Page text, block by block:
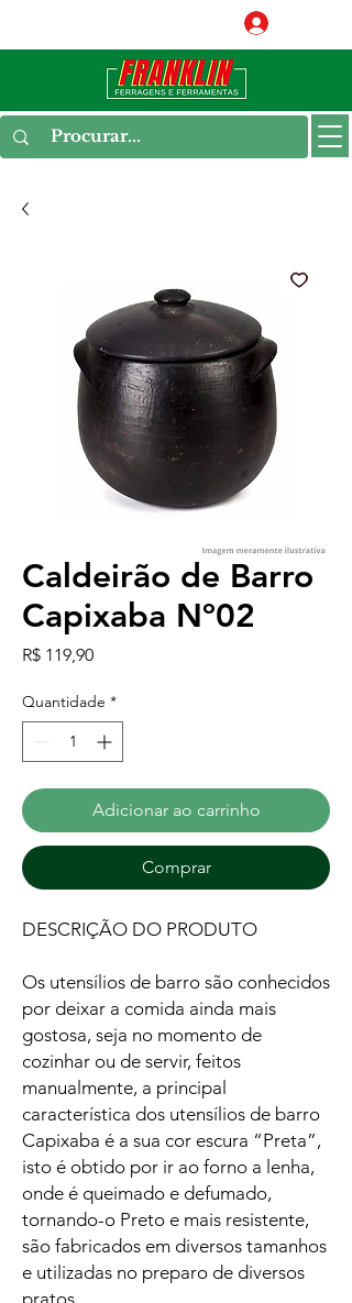
Caldeirão de Barro
Capixaba Nº02
R$ 119,90Preço
Quantidade *
Adicionar ao carrinho
Comprar
DESCRIÇÃO DO PRODUTO
Os utensílios de barro são conhecidos
por deixar a comida ainda mais
gostosa, seja no momento de
cozinhar ou de servir, feitos
manualmente, a principal
característica dos utensílios de barro
Capixaba é a sua cor escura “Preta”,
isto é obtido por ir ao forno a lenha,
onde é queimado e defumado,
tornando-o Preto e mais resistente,
são fabricados em diversos tamanhos
e utilizadas no preparo de diversos